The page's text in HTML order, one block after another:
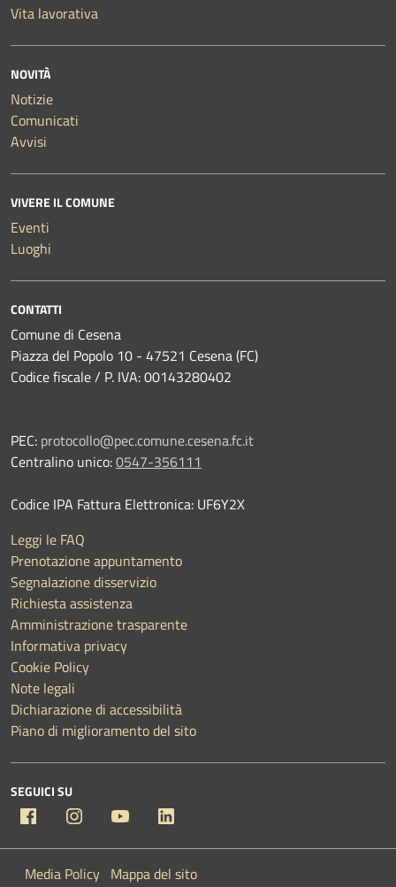
Vita lavorativa
NOVITÀ
Notizie
Comunicati
Avvisi
VIVERE IL COMUNE
Eventi
Luoghi
CONTATTI
Comune di Cesena
Piazza del Popolo 10 - 47521 Cesena (FC)
Codice fiscale / P. IVA: 00143280402
PEC: protocollo@pec.comune.cesena.fc.it
Centralino unico:0547-356111
Codice IPA Fattura Elettronica: UF6Y2X
Leggi le FAQ
Prenotazione appuntamento
Segnalazione disservizio
Richiesta assistenza
Amministrazione trasparente
Informativa privacy
Cookie Policy
Note legali
Dichiarazione di accessibilità
Piano di miglioramento del sito
SEGUICI SU
Facebook Instagram YouTube
Media Policy Mappa del sito